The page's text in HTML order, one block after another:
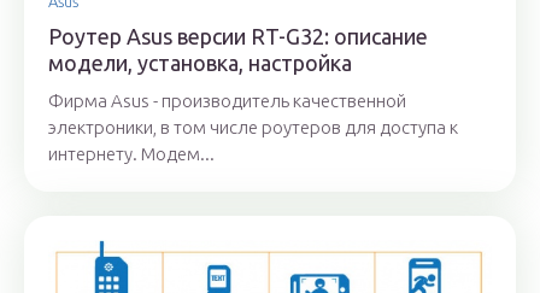
Роутер Asus версии RT-G32: описание
модели, установка, настройка
Фирма Asus - производитель качественной
электроники, в том числе роутеров для доступа к
интернету. Модем...